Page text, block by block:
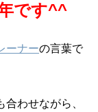
です^^
ーナーの言葉で
わせながら、